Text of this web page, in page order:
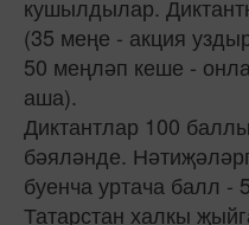
кушылдылар.
(35 меңе - акция
50 меңләп кеше -
аша).
Диктантлар 100
бәяләнде.
буенча уртача балл
Татарстан халкы